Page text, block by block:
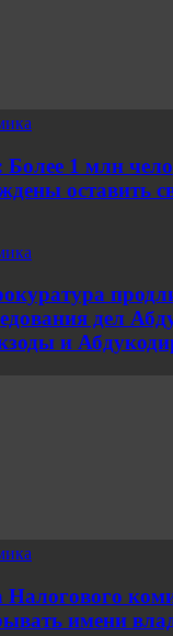
1 млн
оставить
дел
и
Налогового
имени